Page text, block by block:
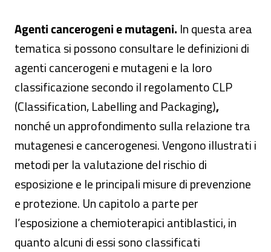
Agenti cancerogeni e mutageni. In questa area
tematica si possono consultare le definizioni di
agenti cancerogeni e mutageni e la loro
classificazione secondo il regolamento CLP
(Classification, Labelling and Packaging),
nonché un approfondimento sulla relazione tra
mutagenesi e cancerogenesi. Vengono illustrati i
metodi per la valutazione del rischio di
esposizione e le principali misure di prevenzione
e protezione. Un capitolo a parte per
l’esposizione a chemioterapici antiblastici, in
quanto alcuni di essi sono classificati